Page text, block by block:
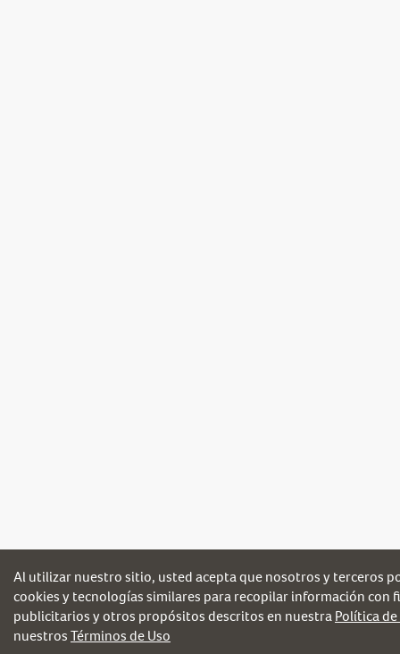
Al utilizar nuestro sitio, usted acepta que nosotros y terceros
cookies y tecnologías similares para recopilar información con
publicitarios y otros propósitos descritos en nuestraPolítica
nuestrosTérminos de Uso